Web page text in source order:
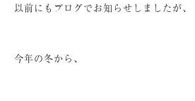
以前にもブログでお知らせしましたが、
今年の冬から、